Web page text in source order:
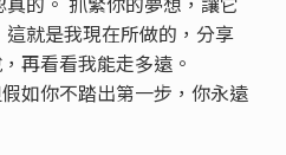
就是我現在所做的，分享
再看看我能走多遠。
如你不踏出第一步，你永遠